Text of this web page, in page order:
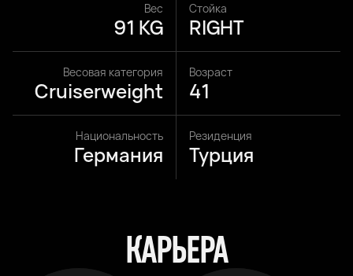
Вес
91 KG
Стойка
RIGHT
Весовая категория
Cruiserweight
Возраст
41
Национальность
Германия
Резиденция
Турция
КАРЬЕРА